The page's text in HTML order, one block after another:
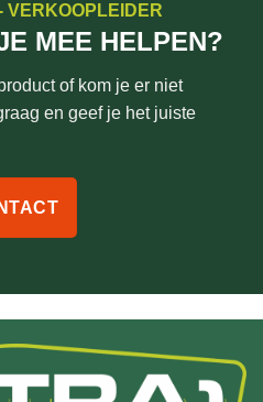
VERKOOPLEIDER
MEE HELPEN?
of kom je er niet
en geef je het juiste